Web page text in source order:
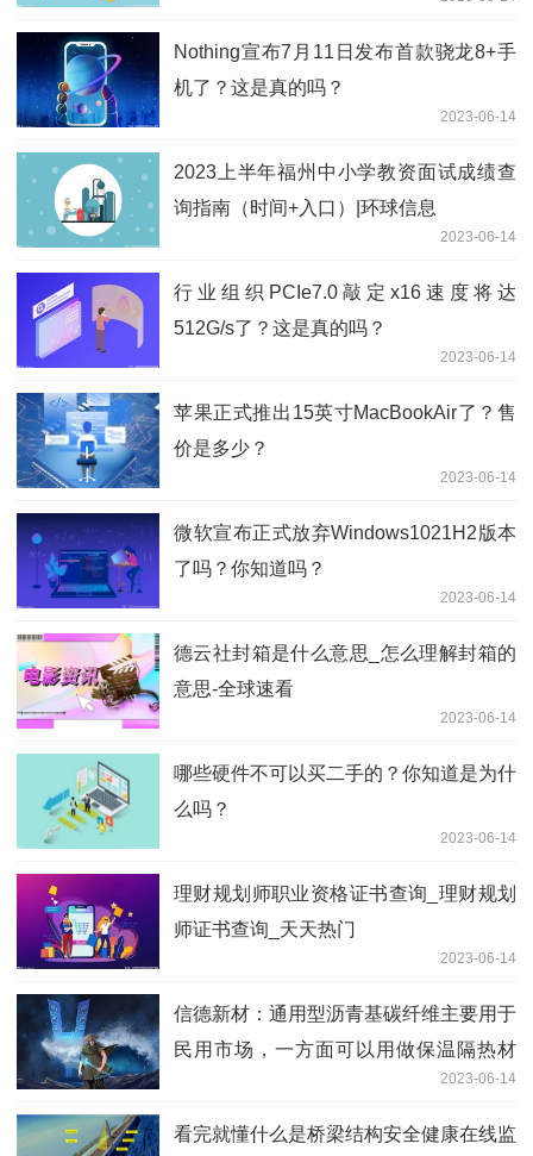
Nothing宣布7月11日发布首款骁龙8+手
机了？这是真的吗？
2023-06-14
2023上半年福州中小学教资面试成绩查
询指南（时间+入口）|环球信息
2023-06-14
行业组织PCIe7.0敲定x16速度将达
512G/s了？这是真的吗？
2023-06-14
苹果正式推出15英寸MacBookAir了？售
价是多少？
2023-06-14
微软宣布正式放弃Windows1021H2版本
了吗？你知道吗？
2023-06-14
德云社封箱是什么意思_怎么理解封箱的
意思-全球速看
2023-06-14
哪些硬件不可以买二手的？你知道是为什
么吗？
2023-06-14
理财规划师职业资格证书查询_理财规划
师证书查询_天天热门
2023-06-14
信德新材：通用型沥青基碳纤维主要用于
民用市场，一方面可以用做保温隔热材
料，另一方面可以将通用型沥青基碳纤维
与其他材料进行复合以扩大其应用范围
2023-06-14
看完就懂什么是桥梁结构安全健康在线监